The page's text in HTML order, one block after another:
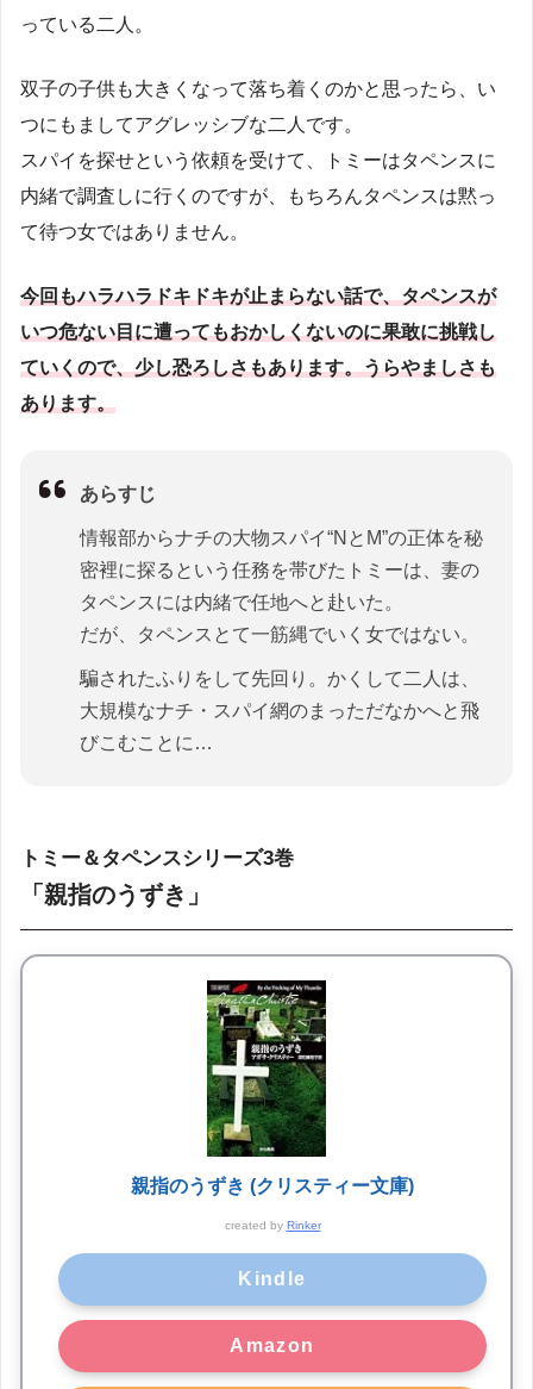
っている二人。
双子の子供も大きくなって落ち着くのかと思ったら、い
つにもましてアグレッシブな二人です。
スパイを探せという依頼を受けて、トミーはタペンスに
内緒で調査しに行くのですが、もちろんタペンスは黙っ
て待つ女ではありません。
今回もハラハラドキドキが止まらない話で、タペンスが
いつ危ない目に遭ってもおかしくないのに果敢に挑戦し
ていくので、少し恐ろしさもあります。うらやましさも
あります。
あらすじ
情報部からナチの大物スパイ“NとM”の正体を秘
密裡に探るという任務を帯びたトミーは、妻の
タペンスには内緒で任地へと赴いた。
だが、タペンスとて一筋縄でいく女ではない。
騙されたふりをして先回り。かくして二人は、
大規模なナチ・スパイ網のまっただなかへと飛
びこむことに…
トミー＆タペンスシリーズ3巻
「親指のうずき」
親指のうずき (クリスティー文庫)
created by Rinker
Kindle
Amazon